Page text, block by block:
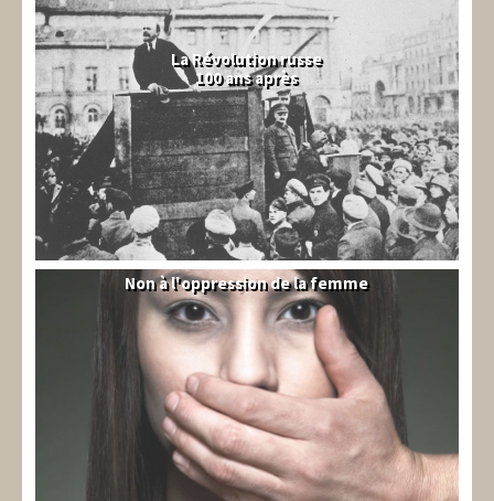
La Révolution russe
100 ans après
Syrie
Non à l'oppression de la femme